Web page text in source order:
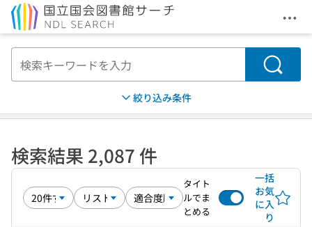
メ
検索
絞り込み条件
検索結果 2,087 件
タイト
ルでま
とめる
一括
お気
に入
り